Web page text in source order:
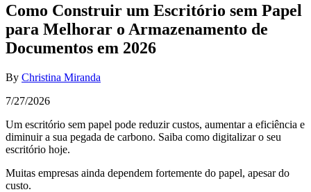
Como Construir um Escritório sem Papel
para Melhorar o Armazenamento de
Documentos em 2026
By Christina Miranda
7/27/2026
Um escritório sem papel pode reduzir custos, aumentar a eficiência e
diminuir a sua pegada de carbono. Saiba como digitalizar o seu
escritório hoje.
Muitas empresas ainda dependem fortemente do papel, apesar do
custo.